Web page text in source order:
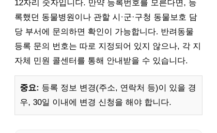
12자리 숫자입니다. 만약 등록번호를 모른다면, 등
록했던 동물병원이나 관할 시·군·구청 동물보호 담
당 부서에 문의하면 확인이 가능합니다. 반려동물
등록 문의 번호는 따로 지정되어 있지 않으나, 각 지
자체 민원 콜센터를 통해 안내받을 수 있습니다.
중요: 등록 정보 변경(주소, 연락처 등)이 있을 경
우, 30일 이내에 변경 신청을 해야 합니다.